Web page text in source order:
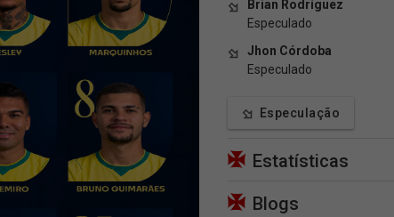
Brian Rodríguez
Especulado
Jhon Córdoba
Especulado
Especulação
Estatísticas
Blogs